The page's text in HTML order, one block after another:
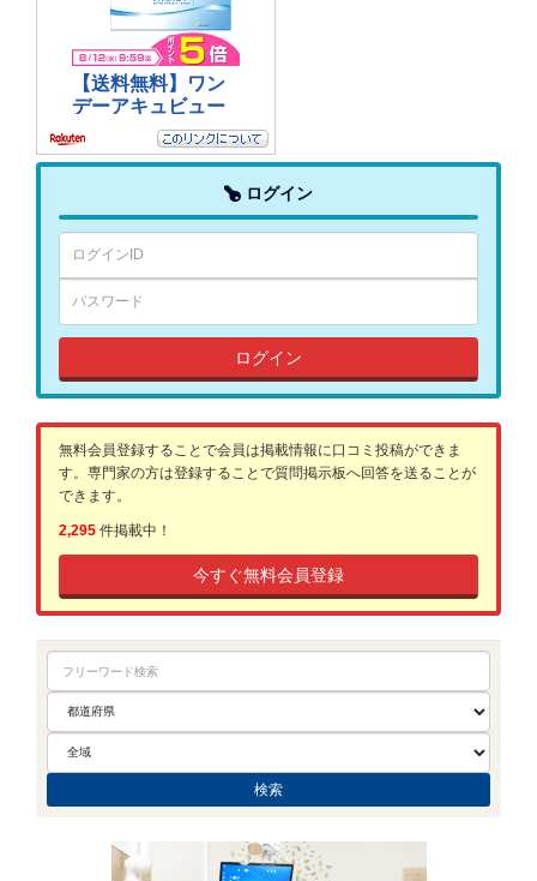
ログイン
ログイン
無料会員登録することで会員は掲載情報に口コミ投稿ができま
す。専門家の方は登録することで質問掲示板へ回答を送ることが
できます。
2,295 件掲載中！
今すぐ無料会員登録